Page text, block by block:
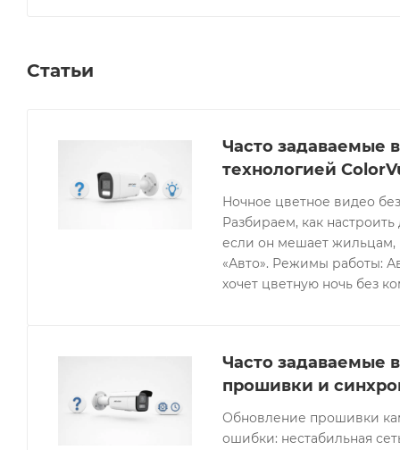
Статьи
Часто задаваемые
технологией
Ночное цветное видео
Разбираем, как
если он мешает жильцам,
«Авто». Режимы работы:
хочет цветную ночь без
Часто задаваемые
прошивки и
Обновление прошивки
ошибки: нестабильная